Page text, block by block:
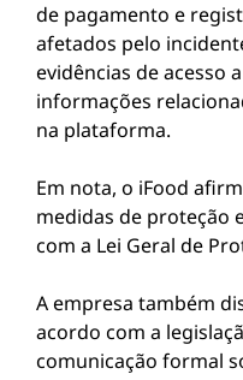
de pagamento e
afetados pelo
evidências de acesso
informações
na plataforma.
Em nota, o iFood
medidas de proteção
com a Lei Geral de
A empresa também
acordo com a
comunicação formal